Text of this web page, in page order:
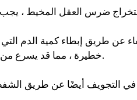
عن طريق إبطاء كمية الدم
خطيرة ، مما قد يسرع من احتمال الإصابة بالعدوى ، وبالتالي إبطاء عملية الشفاء.
التجويف أيضًا عن طريق